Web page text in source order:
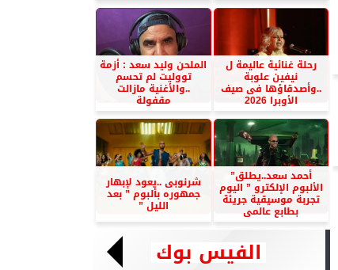
رحلة غنائية عاليمة ل
نيفين علوبة
..وأصدقاؤها فى صيف
الأوبرا 2026
الملحن وليد سعد : أزمة
تووليت لم تحسم
..والأغنية مازالت
مقفولة
أحمد سعد..يطلق”
الألبوم الإلكترو ” اليوم
تجربة موسيقية جريئة
بطابع عالمى
شرنوبى ..يعود لإبهار
جمهوره بألبوم ” بعد
الليل ”
الفيس بوك